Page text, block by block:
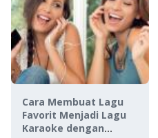
Cara Membuat Lagu
Favorit Menjadi Lagu
Karaoke dengan